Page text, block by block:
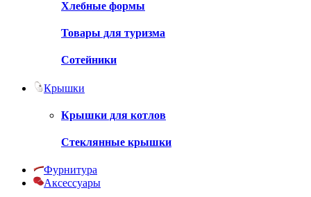
Хлебные формы
Товары для туризма
Сотейники
Крышки
Крышки для котлов
Стеклянные крышки
Фурнитура
Аксессуары